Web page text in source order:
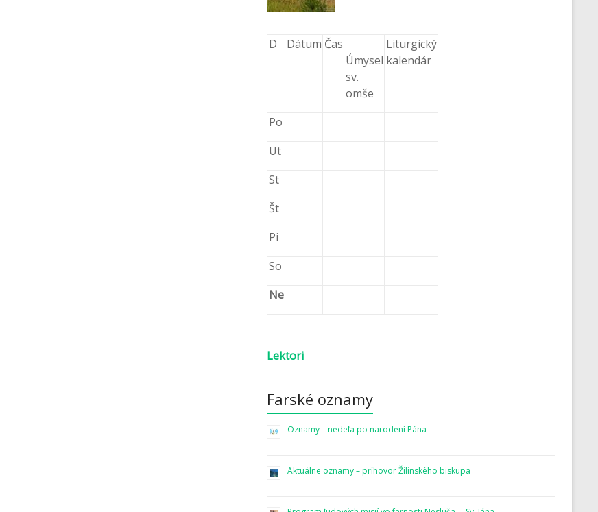
D Dátum Čas
Úmysel
sv.
omše
Liturgický
kalendár
Po
Ut
St
Št
Pi
So
Ne
Lektori
Farské oznamy
Oznamy – nedeľa po narodení Pána
Aktuálne oznamy – príhovor Žilinského biskupa